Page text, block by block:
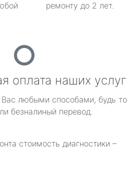
ремонту до 2 лет.
оплата наших услуг
любыми способами, будь то
безналиный перевод.
стоимость диагностики –